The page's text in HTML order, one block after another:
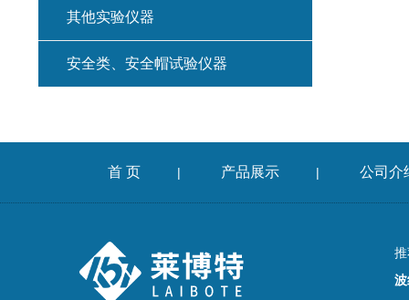
其他实验仪器
安全类、安全帽试验仪器
首 页 | 产品展示 | 公司介